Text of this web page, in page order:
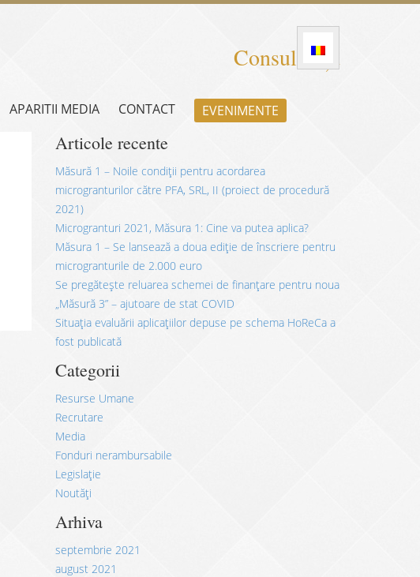
Consultanță
APARITII MEDIA CONTACT EVENIMENTE
Articole recente
Măsură 1 – Noile condiții pentru acordarea
microgranturilor către PFA, SRL, II (proiect de procedură
2021)
Microgranturi 2021, Măsura 1: Cine va putea aplica?
Măsura 1 – Se lansează a doua ediție de înscriere pentru
microgranturile de 2.000 euro
Se pregătește reluarea schemei de finanțare pentru noua
„Măsură 3” – ajutoare de stat COVID
Situația evaluării aplicațiilor depuse pe schema HoReCa a
fost publicată
Categorii
Resurse Umane
Recrutare
Media
Fonduri nerambursabile
Legislație
Noutăți
Arhiva
septembrie 2021
august 2021